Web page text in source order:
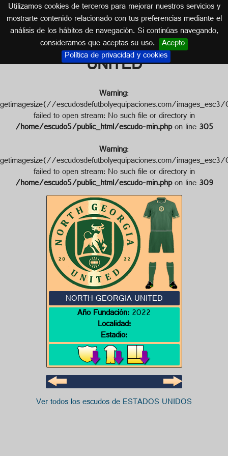
Utilizamos cookies de terceros para mejorar nuestros servicios y
mostrarte contenido relacionado con tus preferencias mediante el
análisis de los hábitos de navegación. Si continúas navegando,
consideramos que aceptas su uso. Acepto
Política de privacidad y cookies
Escudo de NORTH GEORGIA
UNITED
ESTADOS UNIDOS
Warning:
getimagesize(//escudosdefutbolyequipaciones.com/
failed to open stream: No such file or directory in
/home/escudo5/public_html/escudo-min.phpon line305
Warning:
getimagesize(//escudosdefutbolyequipaciones.com/
failed to open stream: No such file or directory in
/home/escudo5/public_html/escudo-min.phpon line309
NORTH GEORGIA UNITED
Año Fundación:2022
Localidad:
Estadio:
Ver todos los escudos de ESTADOS UNIDOS